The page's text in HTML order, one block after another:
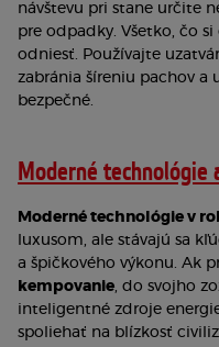
návštevu pri stane určite
pre odpadky. Všetko, čo
odniesť. Používajte
zabránia šíreniu pachov a
bezpečné.
Moderné technológie
Moderné technológie v
luxusom, ale stávajú sa
a špičkového výkonu. Ak
kempovanie, do svojho
inteligentné zdroje
spoliehať na blízkosť